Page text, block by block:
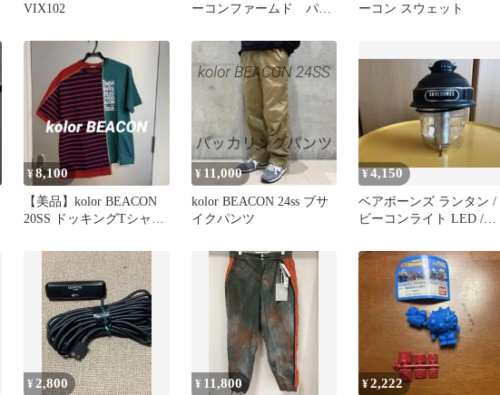
VIX102
ーコンファームド パル
ーコン スウェット
¥8,100
【美品】kolor BEACON
20SS ドッキングTシャツ
¥ 11,000
kolor BEACON 24ss ブサ
イクパンツ
¥4,150
ベアボーンズ ランタン /
ビーコンライト LED /色
¥2,800 ¥ 11,800 ¥2,222